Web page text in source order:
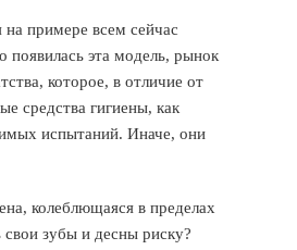
примере всем сейчас
эта модель, рынок
которое, в отличие от
средства гигиены, как
испытаний. Иначе, они
колеблющаяся в пределах
зубы и десны риску?